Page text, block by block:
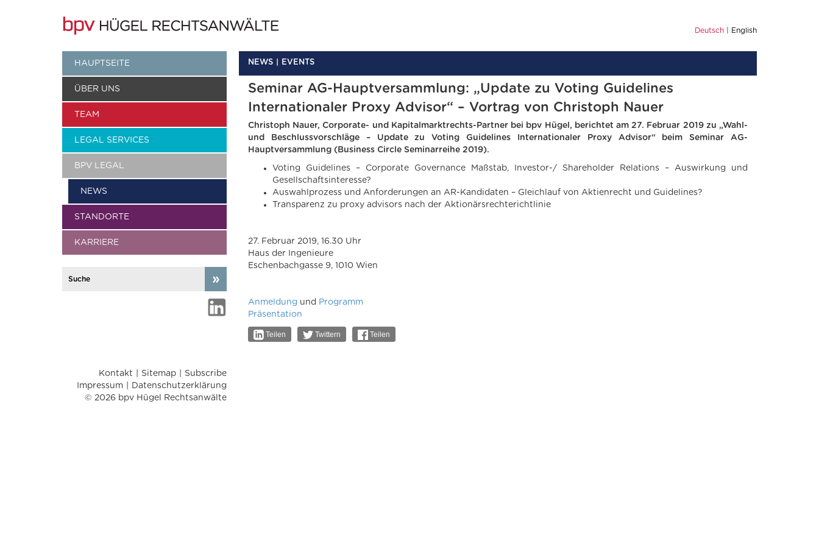
Deutsch English
HAUPTSEITE
ÜBER UNS
TEAM
LEGAL SERVICES
BPV LEGAL
NEWS
STANDORTE
KARRIERE
Kontakt Sitemap
Subscribe
Impressum
Datenschutzerklärung
© 2026 bpv Hügel Rechtsanwälte
NEWS EVENTS
Seminar AG-Hauptversammlung: „Update zu Voting Guidelines
Internationaler Proxy Advisor“ – Vortrag von Christoph Nauer
Christoph Nauer, Corporate- und Kapitalmarktrechts-Partner bei bpv Hügel, berichtet am 27. Februar 2019 zu „Wahl-
und Beschlussvorschläge – Update zu Voting Guidelines Internationaler Proxy Advisor“ beim Seminar AG-
Hauptversammlung (Business Circle Seminarreihe 2019).
Voting Guidelines – Corporate Governance Maßstab, Investor-/ Shareholder Relations – Auswirkung und
Gesellschaftsinteresse?
Auswahlprozess und Anforderungen an AR-Kandidaten – Gleichlauf von Aktienrecht und Guidelines?
Transparenz zu proxy advisors nach der Aktionärsrechterichtlinie
27. Februar 2019, 16.30 Uhr
Haus der Ingenieure
Eschenbachgasse 9, 1010 Wien
Anmeldung und Programm
Präsentation
Teilen Twittern Teilen